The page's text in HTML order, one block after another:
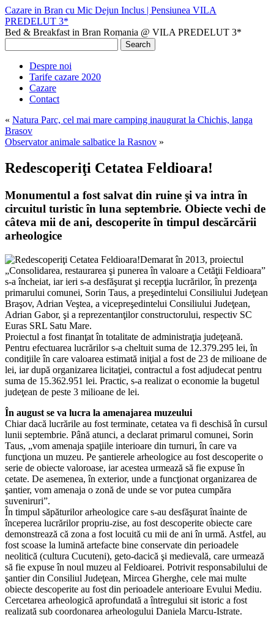
Cazare in Bran cu Mic Dejun Inclus | Pensiunea VILA
PREDELUT 3*
Bed & Breakfast in Bran Romania @ VILA PREDELUT 3*
Despre noi
Tarife cazare 2020
Cazare
Contact
« Natura Parc, cel mai mare camping inaugurat la Chichis, langa
Brasov
Observator animale salbatice la Rasnov »
Redescoperiţi Cetatea Feldioara!
Monumentul a fost salvat din ruine şi va intra în
circuitul turistic în luna septembrie. Obiecte vechi de
câteva mii de ani, descoperite în timpul descărcării
arheologice
Demarat în 2013, proiectul
„Consolidarea, restaurarea şi punerea în valoare a Cetăţii Feldioara”
s-a încheiat, iar ieri s-a desfăşurat şi recepţia lucrărilor, în prezenţa
primarului comunei, Sorin Taus, a preşedintelui Consiliului Judeţean
Braşov, Adrian Veştea, a vicepreşedintelui Consiliului Judeţean,
Adrian Gabor, şi a reprezentanţilor constructorului, respectiv SC
Euras SRL Satu Mare.
Proiectul a fost finanţat în totalitate de administraţia judeţeană.
Pentru efectuarea lucrărilor s-a cheltuit suma de 12.379.295 lei, în
condiţiile în care valoarea estimată iniţial a fost de 23 de milioane de
lei, iar după organizarea licitaţiei, contractul a fost adjudecat pentru
suma de 15.362.951 lei. Practic, s-a realizat o economie la bugetul
judeţean de peste 3 milioane de lei.
În august se va lucra la amenajarea muzeului
Chiar dacă lucrările au fost terminate, cetatea va fi deschisă în cursul
lunii septembrie. Până atunci, a declarat primarul comunei, Sorin
Taus, „vom amenaja spaţiile interioare din turnuri, în care va
funcţiona un muzeu. Pe şantierele arheologice au fost descoperite o
serie de obiecte valoroase, iar acestea urmează să fie expuse în
cetate. De asemenea, în exterior, unde a funcţionat organizarea de
şantier, vom amenaja o zonă de unde se vor putea cumpăra
suveniruri”.
În timpul săpăturilor arheologice care s-au desfăşurat înainte de
începerea lucrărilor propriu-zise, au fost descoperite obiecte care
demonstrează că zona a fost locuită cu mii de ani în urmă. Astfel, au
fost scoase la lumină artefacte bine conservate din perioadele
neolitică (cultura Cucuteni), geto-dacică şi medievală, care urmează
să fie expuse în noul muzeu al Feldioarei. Potrivit responsabilului de
şantier din Consiliul Judeţean, Mircea Gherghe, cele mai multe
obiecte descoperite au fost din perioadele anterioare Evului Mediu.
Cercetarea arheologică aprofundată a întregului sit istoric a fost
realizată sub coordonarea arheologului Daniela Marcu-Istrate.